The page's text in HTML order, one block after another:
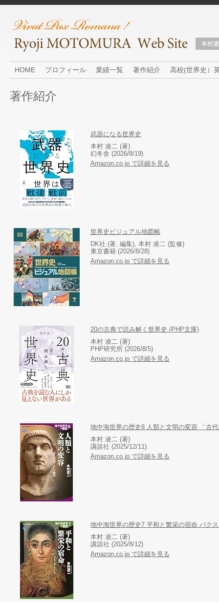
HOME プロフィール 業績一覧 著作紹介 高校(世界史）
著作紹介
武器になる世界史
本村 凌二 (著)
幻冬舎 (2026/8/19)
Amazon.co.jp で詳細を見る
世界史ビジュアル地図帳
DK社 (著, 編集), 本村 凌二 (監修)
東京書籍 (2026/8/28)
Amazon.co.jp で詳細を見る
20の古典で読み解く世界史 (PHP文庫)
本村 凌二 (著)
PHP研究所 (2026/8/5)
Amazon.co.jp で詳細を見る
地中海世界の歴史8 人類と文明の変容 「古
本村 凌二 (著)
講談社 (2025/12/11)
Amazon.co.jp で詳細を見る
地中海世界の歴史7 平和と繁栄の宿命 パク
本村 凌二 (著)
講談社 (2025/8/12)
Amazon.co.jp で詳細を見る